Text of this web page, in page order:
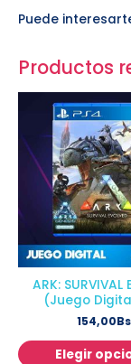
Puede
Productos
ARK: SURVIVAL
(Juego
154,00
Elegir